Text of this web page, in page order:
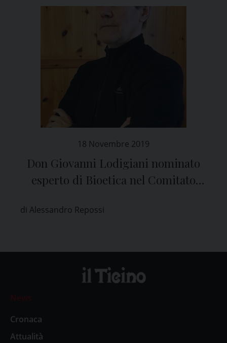
18 Novembre 2019
Don Giovanni Lodigiani nominato
esperto di Bioetica nel Comitato
di Alessandro Repossi
News
Cronaca
Attualità